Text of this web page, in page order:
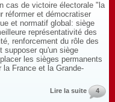
cas de victoire électorale "la
réformer et démocratiser
et normatif global: siège
représentativité des
renforcement du rôle des
supposer qu'un siège
les sièges permanents
la France et la Grande-
Lire la suite 4